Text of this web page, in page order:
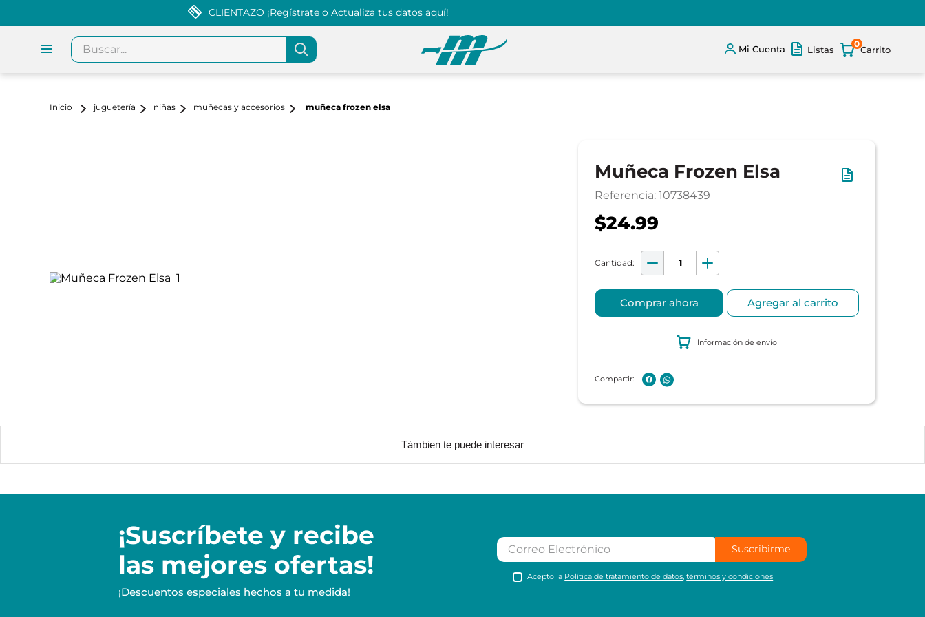
CLIENTAZO ¡Regístrate o Actualiza tus datos aquí!
Buscar...
Mi Cuenta Listas
0
juguetería niñas muñecas y accesorios muñeca frozen elsa
Muñeca Frozen Elsa
Referencia: 10738439
$24.99
Comprar ahora Agregar al carrito
Información de envío
Támbien te puede interesar
¡Suscríbete y recibe
las mejores ofertas!
¡Descuentos especiales hechos a tu medida!
Suscribirme
Acepto la Política de tratamiento de datos ,términos y condiciones